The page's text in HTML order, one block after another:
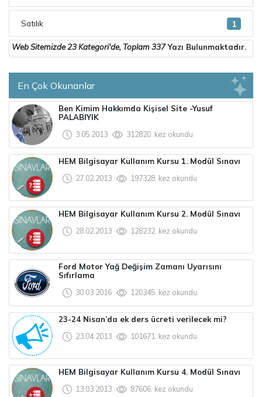
1
Satılık
Web Sitemizde23 Kategori'de, Toplam337Yazı Bulunmaktadır.
En Çok Okunanlar
Ben Kimim Hakkımda Kişisel Site -Yusuf
PALABIYIK
3.05.2013
312820. kez okundu
HEM Bilgisayar Kullanım Kursu 1. Modül Sınavı
27.02.2013
197328. kez okundu
HEM Bilgisayar Kullanım Kursu 2. Modül Sınavı
28.02.2013
128232. kez okundu
Ford Motor Yağ Değişim Zamanı Uyarısını
Sıfırlama
30.03.2016
120345. kez okundu
23-24 Nisan’da ek ders ücreti verilecek mi?
23.04.2013
101671. kez okundu
HEM Bilgisayar Kullanım Kursu 4. Modül Sınavı
13.03.2013
87606. kez okundu